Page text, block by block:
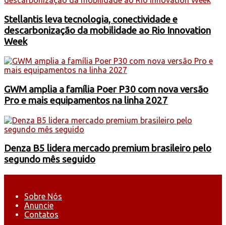
Stellantis leva tecnologia, conectividade e
descarbonização da mobilidade ao Rio Innovation
Week
GWM amplia a família Poer P30 com nova versão
Pro e mais equipamentos na linha 2027
Denza B5 lidera mercado premium brasileiro pelo
segundo mês seguido
Sobre Nós
Anuncie
Contatos